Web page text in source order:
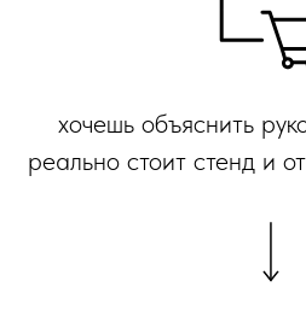
хочешь объяснить
реально стоит стенд и